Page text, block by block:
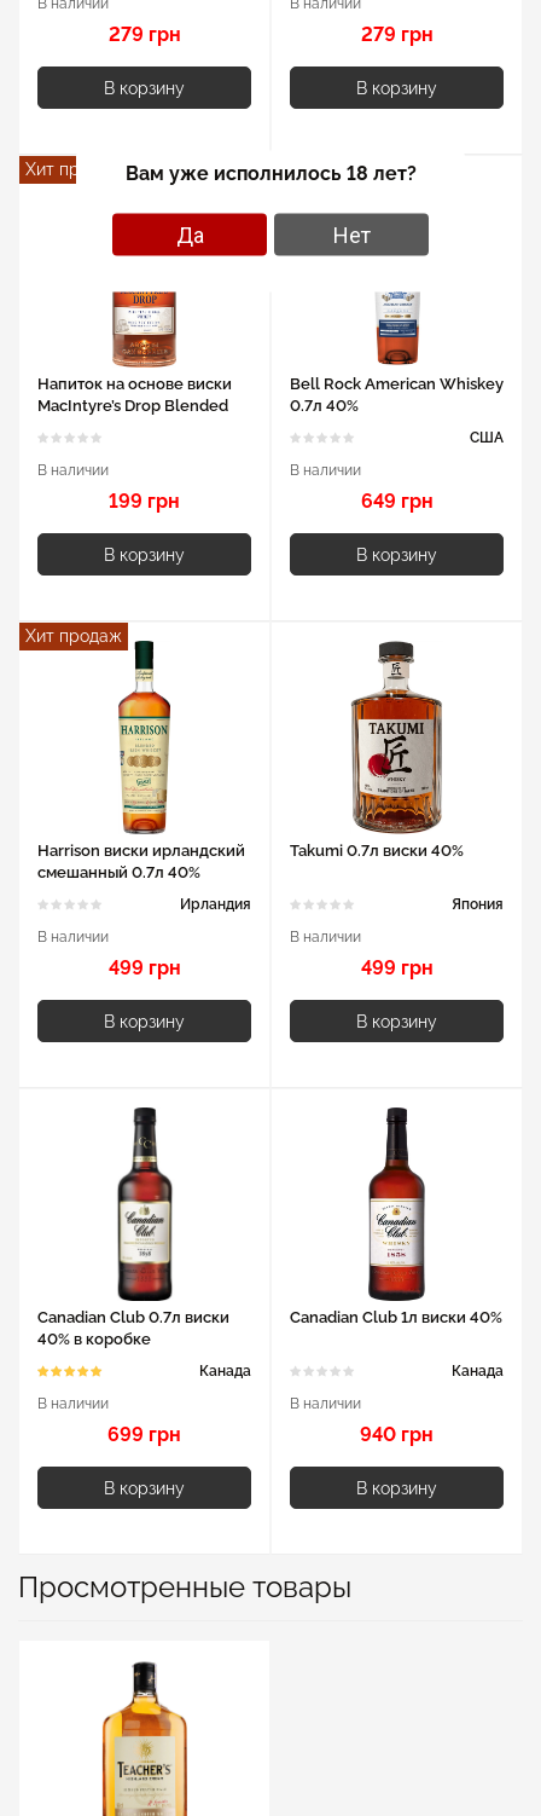
279 грн
В корзину
279 грн
В корзину
Хит продаж
Напиток на основе виски
MacIntyre’s Drop Blended
В наличии
199 грн
В корзину
Bell Rock American Whiskey
0.7л 40%
США
В наличии
649 грн
В корзину
Хит продаж
Harrison виски ирландский
смешанный 0.7л 40%
Ирландия
В наличии
499 грн
В корзину
Takumi 0.7л виски 40%
Япония
В наличии
499 грн
В корзину
Canadian Club 0.7л виски
40% в коробке
Канада
В наличии
699 грн
В корзину
Canadian Club 1л виски 40%
Канада
В наличии
940 грн
В корзину
Просмотренные товары
Вам уже исполнилось 18 лет?
Да Нет